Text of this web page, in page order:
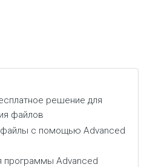
решение для
файлов
с помощью Advanced
программы Advanced